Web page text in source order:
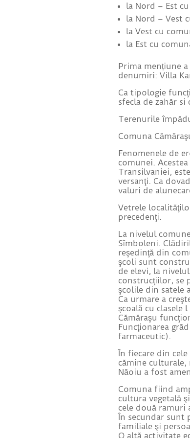
la Nord – Est
la Nord – Vest
la Vest cu
la Est cu
Prima mențiune
denumiri: Villa
Ca tipologie
sfecla de zahăr
Terenurile
Comuna
Fenomenele de
comunei.
Transilvaniei,
versanţi. Ca
valuri de
Vetrele
precedenţi.
La nivelul
Sîmboleni.
reşedinţă din
şcoli sunt
de elevi, la
construcţiilor, se
şcolile din satele
Ca urmare a
şcoală cu clasele
Cămăraşu
Funcţionarea
farmaceutic).
În fiecare din
cămine culturale,
Năoiu a fost
Comuna fiind
cultura vegetală
cele două ramuri
În secundar sunt
familiale şi
O altă activitate